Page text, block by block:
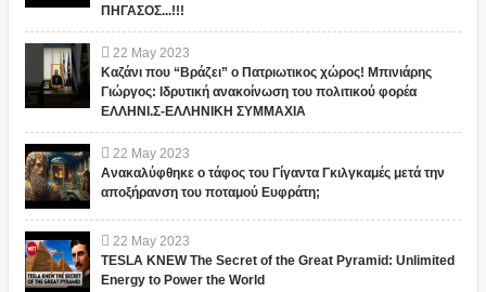
ΠΗΓΑΣΟΣ...!!!
22 May 2023
Καζάνι που “Βράζει” ο Πατριωτικος χώρος! Μπινιάρης
Γιώργος: Ιδρυτική ανακοίνωση του πολιτικού φορέα
ΕΛΛΗΝΙ.Σ-ΕΛΛΗΝΙΚΗ ΣΥΜΜΑΧΙΑ
22 May 2023
Ανακαλύφθηκε ο τάφος του Γίγαντα Γκιλγκαμές μετά την
αποξήρανση του ποταμού Ευφράτη;
22 May 2023
TESLA KNEW The Secret of the Great Pyramid: Unlimited
Energy to Power the World